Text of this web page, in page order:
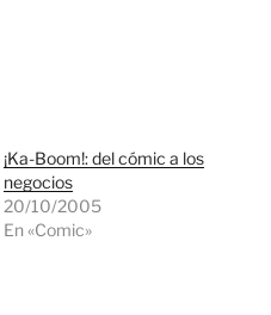
¡Ka-Boom!: del cómic a los
negocios
20/10/2005
En «Comic»